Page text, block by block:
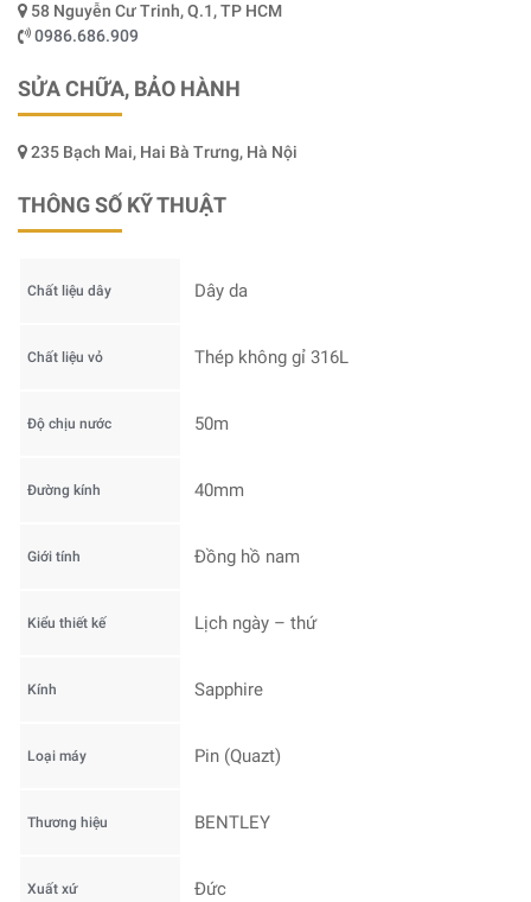
58 Nguyễn Cư Trinh, Q.1, TP HCM
0986.686.909
SỬA CHỮA, BẢO HÀNH
235 Bạch Mai, Hai Bà Trưng, Hà Nội
THÔNG SỐ KỸ THUẬT
Chất liệu dây Dây da
Chất liệu vỏ Thép không gỉ 316L
Độ chịu nước 50m
Đường kính 40mm
Giới tính Đồng hồ nam
Kiểu thiết kế Lịch ngày – thứ
Kính Sapphire
Loại máy Pin (Quazt)
Thương hiệu BENTLEY
Xuất xứ Đức